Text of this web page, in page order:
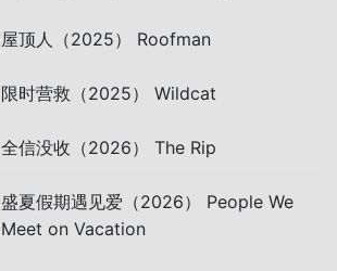
屋顶人（2025） Roofman
限时营救（2025） Wildcat
全信没收（2026） The Rip
盛夏假期遇见爱（2026） People We
Meet on Vacation